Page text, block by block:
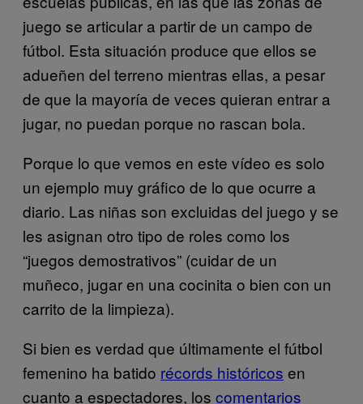
juego se articular a partir de un campo de
fútbol. Esta situación produce que ellos se
adueñen del terreno mientras ellas, a pesar
de que la mayoría de veces quieran entrar a
jugar, no puedan porque no rascan bola.
Porque lo que vemos en este vídeo es solo
un ejemplo muy gráfico de lo que ocurre a
diario. Las niñas son excluidas del juego y se
les asignan otro tipo de roles como los
“juegos demostrativos” (cuidar de un
muñeco, jugar en una cocinita o bien con un
carrito de la limpieza).
Si bien es verdad que últimamente el fútbol
femenino ha batido récords históricos en
cuanto a espectadores, los comentarios